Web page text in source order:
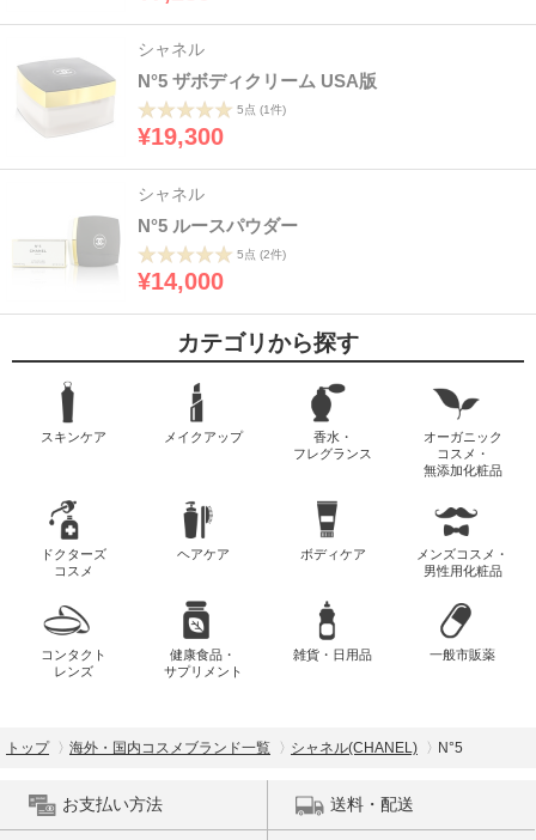
シャネル
N°5 ザボディクリーム USA版
5点 (1件)
¥19,300
シャネル
N°5 ルースパウダー
5点 (2件)
¥14,000
カテゴリから探す
スキンケア メイクアップ
香水・
フレグランス
オーガニック
コスメ・
無添加化粧品
ドクターズ
コスメ
ヘアケア ボディケア
メンズコスメ・
男性用化粧品
コンタクト
レンズ
健康食品・
サプリメント
雑貨・日用品 一般市販薬
トップ 海外・国内コスメブランド一覧 シャネル(CHANEL) N°5
お支払い方法 送料・配送